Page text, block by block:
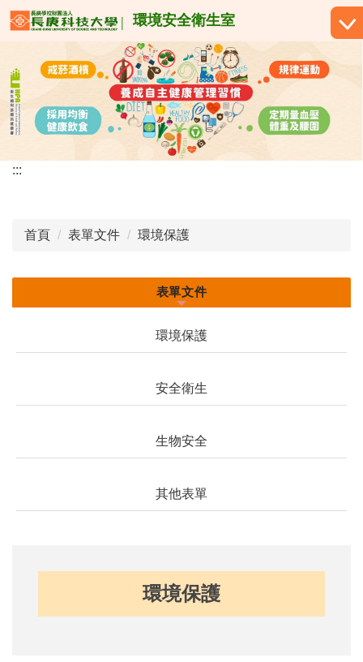
跳
到
要
內
容
區
環境安全衛生室
:::
首頁 表單文件 環境保護
表單文件
環境保護
安全衛生
生物安全
其他表單
環境保護